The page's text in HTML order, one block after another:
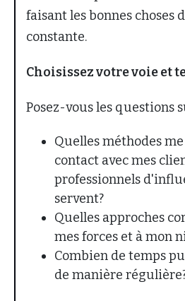
faisant les bonnes choses
constante.
Choisissez votre voie et
Posez-vous les questions
Quelles méthodes
contact avec mes
professionnels
servent?
Quelles approches
mes forces et à mon
Combien de temps
de manière